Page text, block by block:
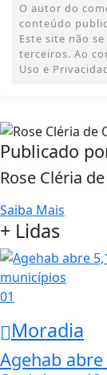
O autor do
conteúdo
Este site não
terceiros. Ao
Uso e
Publicado
Rose Cléria
Saiba Mais
+ Lidas
01
Moradia
Agehab